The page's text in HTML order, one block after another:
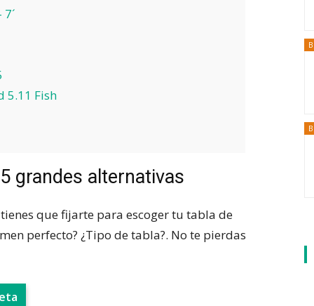
5.11 Fish
grandes alternativas
que fijarte para escoger tu tabla de
perfecto? ¿Tipo de tabla?. No te pierdas